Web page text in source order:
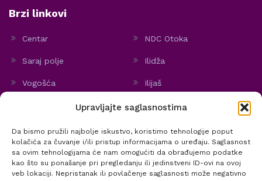
Upravljajte saglasnostima
Da bismo pružili najbolje iskustvo, koristimo tehnologije poput
kolačića za čuvanje i/ili pristup informacijama o uređaju. Saglasnost
sa ovim tehnologijama će nam omogućiti da obrađujemo podatke
kao što su ponašanje pri pregledanju ili jedinstveni ID-ovi na ovoj
veb lokaciji. Nepristanak ili povlačenje saglasnosti može negativno
Brzi linkovi
Centar NDC Otoka
Saraj polje Ilidža
Vogošća Ilijaš
Stari Grad
Politika kolačića